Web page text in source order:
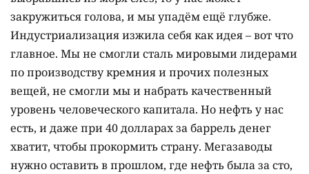
закружиться голова, и мы упадём ещё глубже.
Индустриализация изжила себя как идея – вот что
главное. Мы не смогли сталь мировыми лидерами
по производству кремния и прочих полезных
вещей, не смогли мы и набрать качественный
уровень человеческого капитала. Но нефть у нас
есть, и даже при 40 долларах за баррель денег
хватит, чтобы прокормить страну. Мегазаводы
нужно оставить в прошлом, где нефть была за сто,